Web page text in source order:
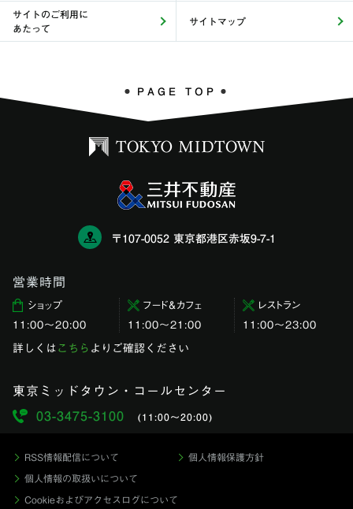
サイトのご利用に
あたって
サイトマップ
PAGE TOP
〒107-0052 東京都港区赤坂9-7-1
営業時間
ショップ
11:00〜20:00
フード＆カフェ
11:00～21:00
レストラン
11:00〜23:00
詳しくは こちら よりご確認ください
東京ミッドタウン・コールセンター
03-3475-3100
(11:00〜20:00)
RSS情報配信について 個人情報保護方針
個人情報の取扱いについて
Cookieおよびアクセスログについて